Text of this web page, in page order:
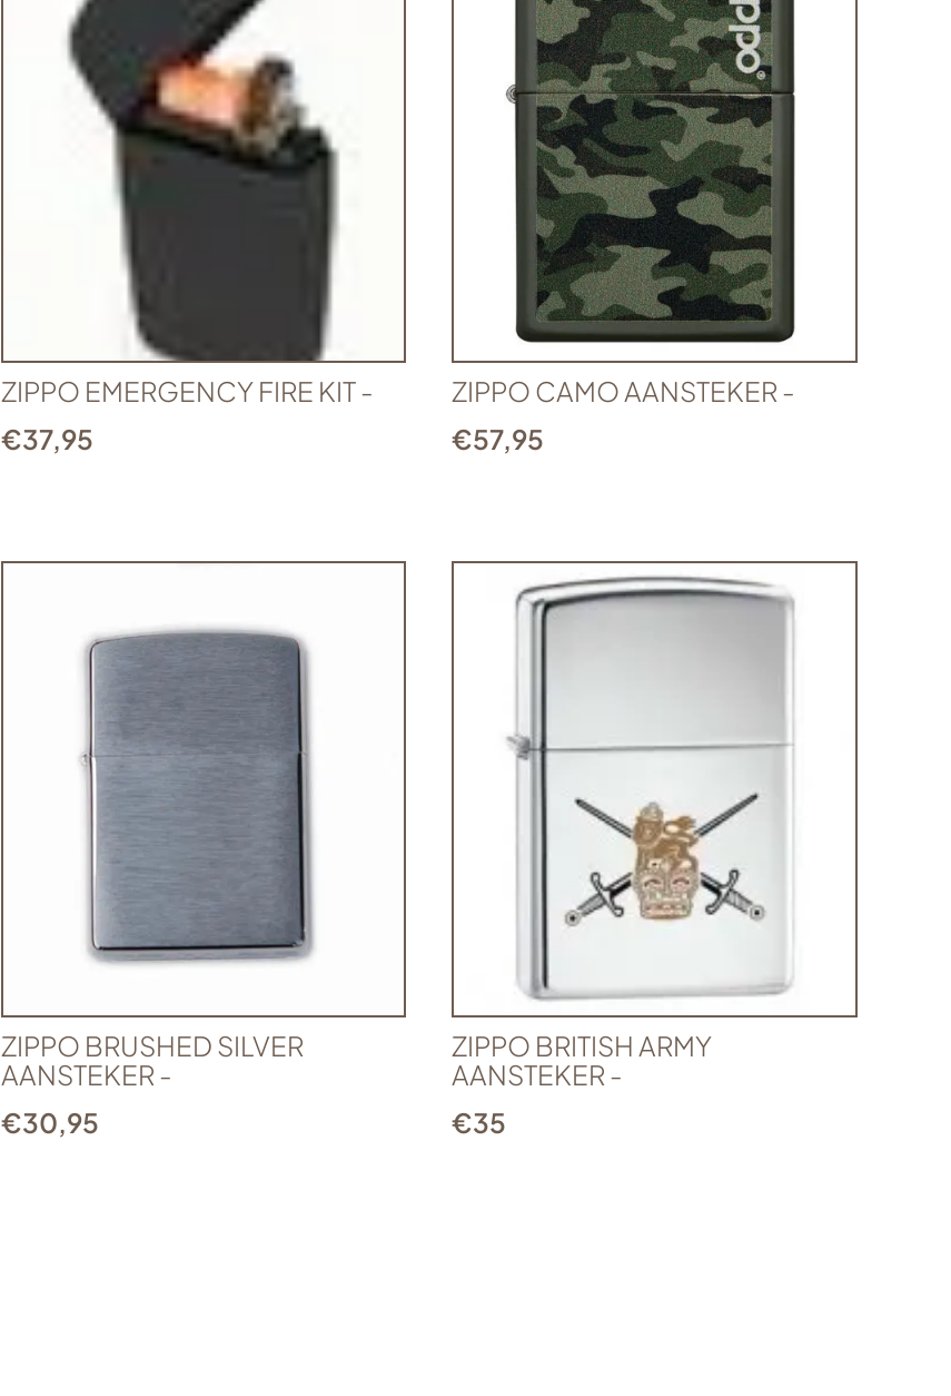
ZIPPO EMERGENCY FIRE KIT -
€37,95
ZIPPO CAMO AANSTEKER -
€57,95
ZIPPO BRUSHED SILVER
AANSTEKER -
€30,95
ZIPPO BRITISH ARMY
AANSTEKER -
€35